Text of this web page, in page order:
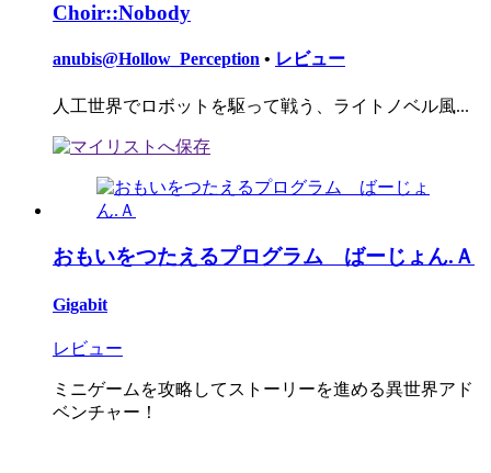
Choir::Nobody
anubis@Hollow_Perception • レビュー
人工世界でロボットを駆って戦う、ライトノベル風...
おもいをつたえるプログラム ばーじょん.Ａ
Gigabit
レビュー
ミニゲームを攻略してストーリーを進める異世界アド
ベンチャー！